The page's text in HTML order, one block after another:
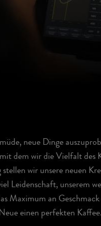
neue Dinge
dem wir die Vielfalt des
wir unsere neuen
Leidenschaft, unserem
Maximum an
einen perfekten Kaffee.